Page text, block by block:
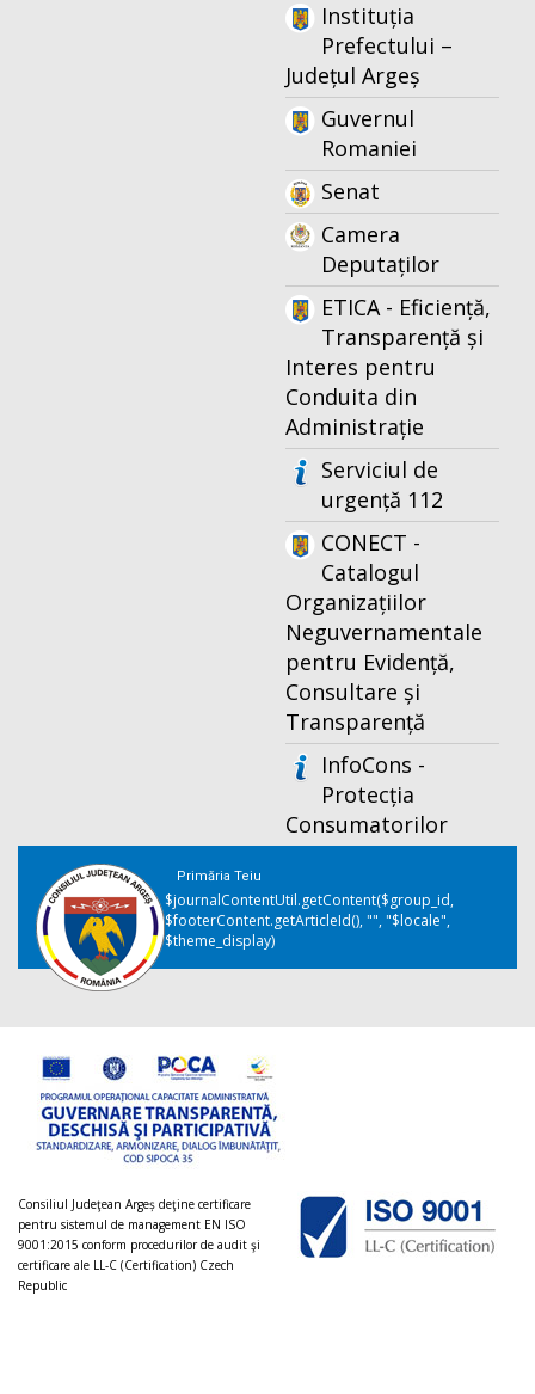
Instituția
Prefectului –
Județul Argeș
Guvernul
Romaniei
Senat
Camera
Deputaților
ETICA - Eficiență,
Transparență și
Interes pentru
Conduita din
Administrație
Serviciul de
urgență 112
CONECT -
Catalogul
Organizațiilor
Neguvernamentale
pentru Evidență,
Consultare și
Transparență
InfoCons -
Protecția
Consumatorilor
Primăria Teiu
$journalContentUtil.getContent($group_id,
$footerContent.getArticleId(), "", "$locale",
$theme_display)
Consiliul Judeţean Argeș deţine certificare
pentru sistemul de management EN ISO
9001:2015 conform procedurilor de audit şi
certificare ale LL-C (Certification) Czech
Republic